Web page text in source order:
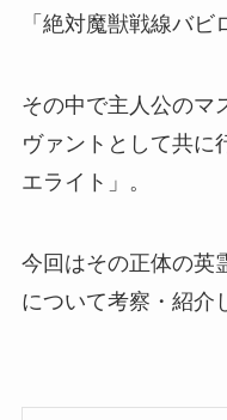
「絶対魔獣戦線バビ
その中で主人公のマ
ヴァントとして共に
エライト」。
今回はその正体の英
について考察・紹介